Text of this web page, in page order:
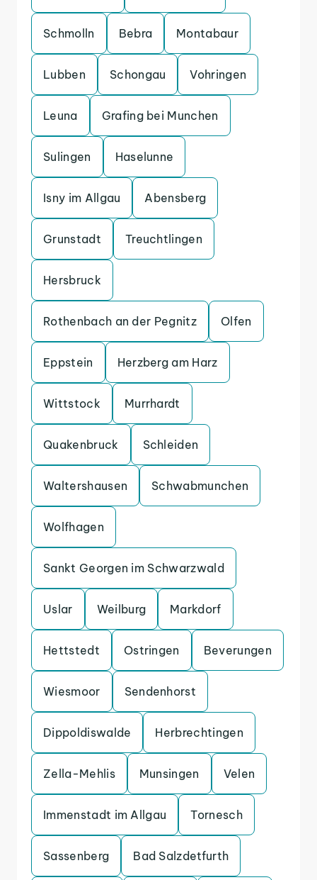
Schmolln Bebra Montabaur
Lubben Schongau Vohringen
Leuna Grafing bei Munchen
Sulingen Haselunne
Isny im Allgau Abensberg
Grunstadt Treuchtlingen
Hersbruck
Rothenbach an der Pegnitz Olfen
Eppstein Herzberg am Harz
Wittstock Murrhardt
Quakenbruck Schleiden
Waltershausen Schwabmunchen
Wolfhagen
Sankt Georgen im Schwarzwald
Uslar Weilburg Markdorf
Hettstedt Ostringen Beverungen
Wiesmoor Sendenhorst
Dippoldiswalde Herbrechtingen
Zella-Mehlis Munsingen Velen
Immenstadt im Allgau Tornesch
Sassenberg Bad Salzdetfurth